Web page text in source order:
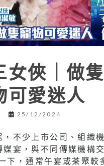
女俠｜做
可愛迷人
25/12/2024
，不少上市公司、組織
媒宴，與不同傳媒機構交
下，通常午宴或茶聚較